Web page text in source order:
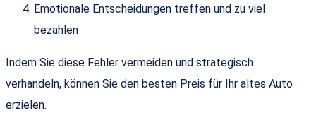
Emotionale Entscheidungen treffen und zu viel
bezahlen
Indem Sie diese Fehler vermeiden und strategisch
verhandeln, können Sie den besten Preis für Ihr altes Auto
erzielen.